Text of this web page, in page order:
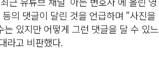
의 댓글이 달린 것을 언급하며 “사진을
는 있지만 어떻게 그런 댓글을 달 수 있느
라고 비판했다.